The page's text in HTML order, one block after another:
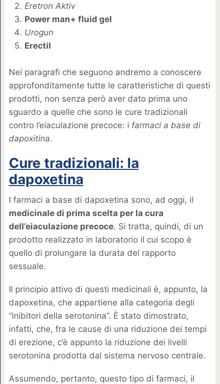
Eretron Aktiv
Power man+ fluid gel
Urogun
Erectil
Nei paragrafi che seguono andremo a conoscere
approfonditamente tutte le caratteristiche di questi
prodotti, non senza però aver dato prima uno
sguardo a quelle che sono le cure tradizionali
contro l’eiaculazione precoce: i farmaci a base di
dapoxitina.
Cure tradizionali: la
dapoxetina
I farmaci a base di dapoxetina sono, ad oggi, il
medicinale di prima scelta per la cura
dell’eiaculazione precoce. Si tratta, quindi, di un
prodotto realizzato in laboratorio il cui scopo è
quello di prolungare la durata del rapporto
sessuale.
Il principio attivo di questi medicinali è, appunto, la
dapoxetina, che appartiene alla categoria degli
“inibitori della serotonina”. È stato dimostrato,
infatti, che, fra le cause di una riduzione dei tempi
di erezione, c’è appunto la riduzione dei livelli
serotonina prodotta dal sistema nervoso centrale.
Assumendo, pertanto, questo tipo di farmaci, il